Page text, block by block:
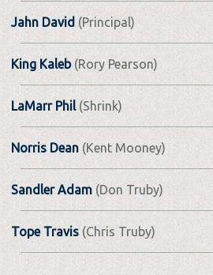
Jahn David(Principal)
King Kaleb(Rory Pearson)
LaMarr Phil(Shrink)
Norris Dean (Kent Mooney)
Sandler Adam (Don Truby)
Tope Travis (Chris Truby)